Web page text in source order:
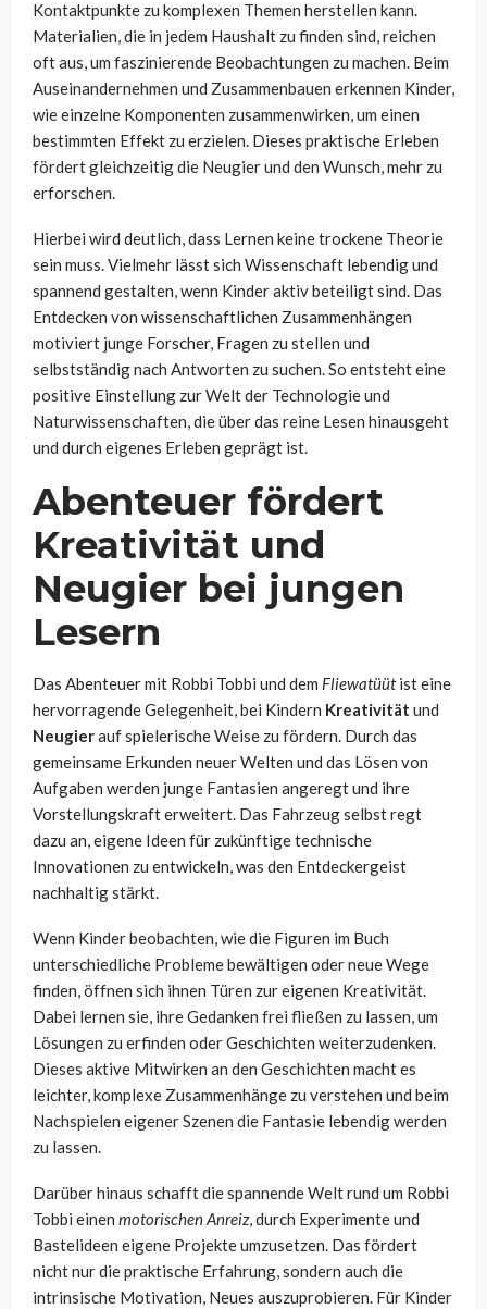
Kontaktpunkte zu komplexen Themen herstellen kann.
Materialien, die in jedem Haushalt zu finden sind, reichen
oft aus, um faszinierende Beobachtungen zu machen. Beim
Auseinandernehmen und Zusammenbauen erkennen Kinder,
wie einzelne Komponenten zusammenwirken, um einen
bestimmten Effekt zu erzielen. Dieses praktische Erleben
fördert gleichzeitig die Neugier und den Wunsch, mehr zu
erforschen.
Hierbei wird deutlich, dass Lernen keine trockene Theorie
sein muss. Vielmehr lässt sich Wissenschaft lebendig und
spannend gestalten, wenn Kinder aktiv beteiligt sind. Das
Entdecken von wissenschaftlichen Zusammenhängen
motiviert junge Forscher, Fragen zu stellen und
selbstständig nach Antworten zu suchen. So entsteht eine
positive Einstellung zur Welt der Technologie und
Naturwissenschaften, die über das reine Lesen hinausgeht
und durch eigenes Erleben geprägt ist.
Abenteuer fördert
Kreativität und
Neugier bei jungen
Lesern
Das Abenteuer mit Robbi Tobbi und dem Fliewatüütist eine
hervorragende Gelegenheit, bei Kindern Kreativität und
Neugierauf spielerische Weise zu fördern. Durch das
gemeinsame Erkunden neuer Welten und das Lösen von
Aufgaben werden junge Fantasien angeregt und ihre
Vorstellungskraft erweitert. Das Fahrzeug selbst regt
dazu an, eigene Ideen für zukünftige technische
Innovationen zu entwickeln, was den Entdeckergeist
nachhaltig stärkt.
Wenn Kinder beobachten, wie die Figuren im Buch
unterschiedliche Probleme bewältigen oder neue Wege
finden, öffnen sich ihnen Türen zur eigenen Kreativität.
Dabei lernen sie, ihre Gedanken frei fließen zu lassen, um
Lösungen zu erfinden oder Geschichten weiterzudenken.
Dieses aktive Mitwirken an den Geschichten macht es
leichter, komplexe Zusammenhänge zu verstehen und beim
Nachspielen eigener Szenen die Fantasie lebendig werden
zu lassen.
Darüber hinaus schafft die spannende Welt rund um Robbi
Tobbi einen motorischen Anreiz, durch Experimente und
Bastelideen eigene Projekte umzusetzen. Das fördert
nicht nur die praktische Erfahrung, sondern auch die
intrinsische Motivation, Neues auszuprobieren. Für Kinder